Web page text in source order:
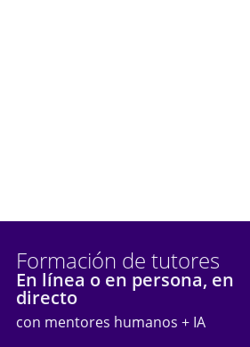
Formación de tutores
En línea o en persona, en
directo
con mentores humanos + IA